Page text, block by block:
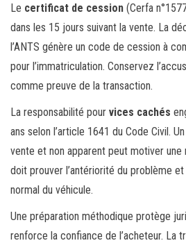
Le certificat de cession (Cerfa
dans les 15 jours suivant la vente. La
l’ANTS génère un code de cession à
pour l’immatriculation. Conservez
comme preuve de la transaction.
La responsabilité pour vices cachés
ans selon l’article 1641 du Code Civil.
vente et non apparent peut motiver une
doit prouver l’antériorité du problème et
normal du véhicule.
Une préparation méthodique protège
renforce la confiance de l’acheteur. La